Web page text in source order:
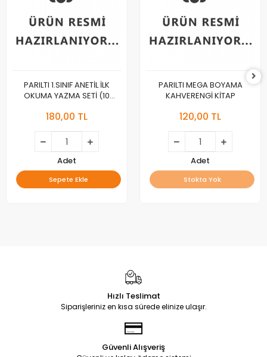
PARILTI 1.SINIF ANETİL İLK
OKUMA YAZMA SETİ (10
180,00 TL
Adet
Sepete Ekle
PARILTI MEGA BOYAMA
KAHVERENGİ KİTAP
120,00 TL
Adet
Stokta Yok
Hızlı Teslimat
Siparişleriniz en kısa sürede elinize ulaşır.
Güvenli Alışveriş